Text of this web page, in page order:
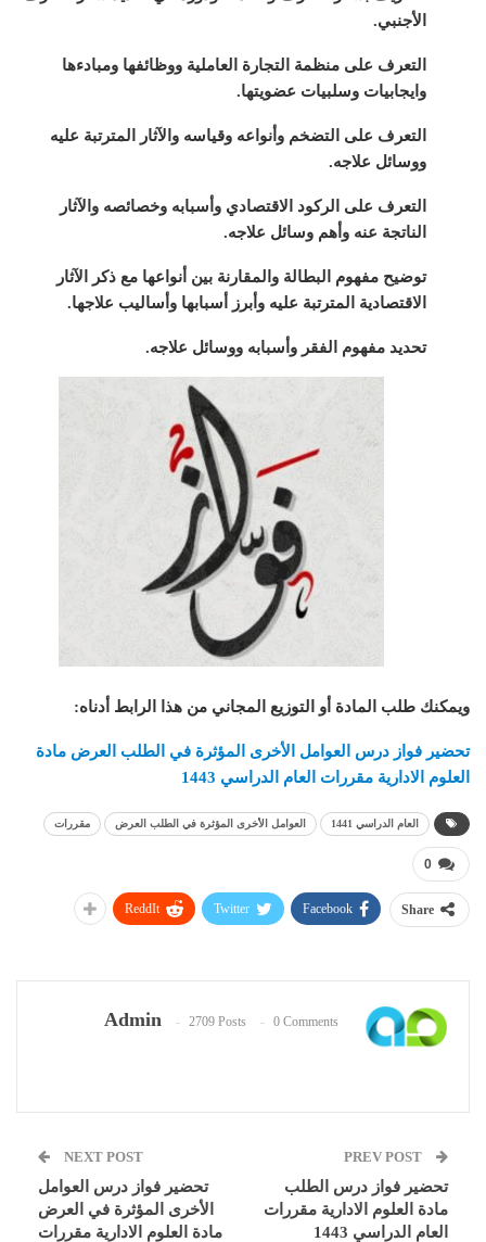
الأجنبي.
التعرف على منظمة التجارة العاملية ووظائفها ومبادءها
وايجابيات وسلبيات عضويتها.
التعرف على التضخم وأنواعه وقياسه والآثار المترتبة عليه
ووسائل علاجه.
التعرف على الركود الاقتصادي وأسبابه وخصائصه والآثار
الناتجة عنه وأهم وسائل علاجه.
توضيح مفهوم البطالة والمقارنة بين أنواعها مع ذكر الآثار
الاقتصادية المترتبة عليه وأبرز أسبابها وأساليب علاجها.
تحديد مفهوم الفقر وأسبابه ووسائل علاجه.
ويمكنك طلب المادة أو التوزيع المجاني من هذا الرابط أدناه:
تحضير فواز درس العوامل الأخرى المؤثرة في الطلب العرض مادة
العلوم الادارية مقررات العام الدراسي 1443
العام الدراسي 1441 العوامل الأخرى المؤثرة في الطلب العرض مقررات
0
Share
Facebook
Twitter
ReddIt
Admin 2709 Posts 0 Comments
تحضير فواز درس الطلب
مادة العلوم الادارية مقررات
العام الدراسي 1443
NEXT POST
تحضير فواز درس العوامل
الأخرى المؤثرة في العرض
مادة العلوم الادارية مقررات